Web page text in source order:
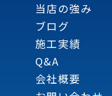
当店の強み
ブログ
施工実績
Q&A
会社概要